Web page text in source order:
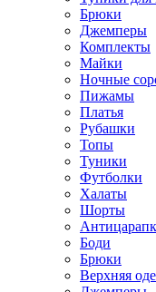
Брюки
Джемперы
Комплекты
Майки
Ночные
Пижамы
Платья
Рубашки
Топы
Туники
Футболки
Халаты
Шорты
Боди
Брюки
Верхняя